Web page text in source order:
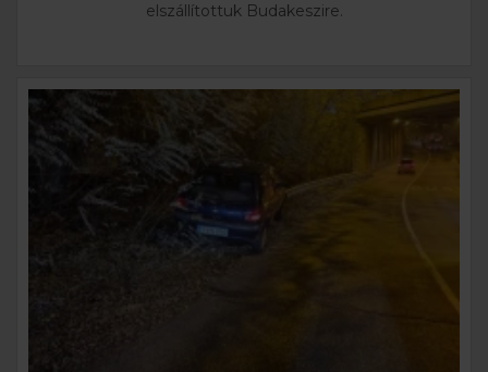
elszállítottuk Budakeszire.